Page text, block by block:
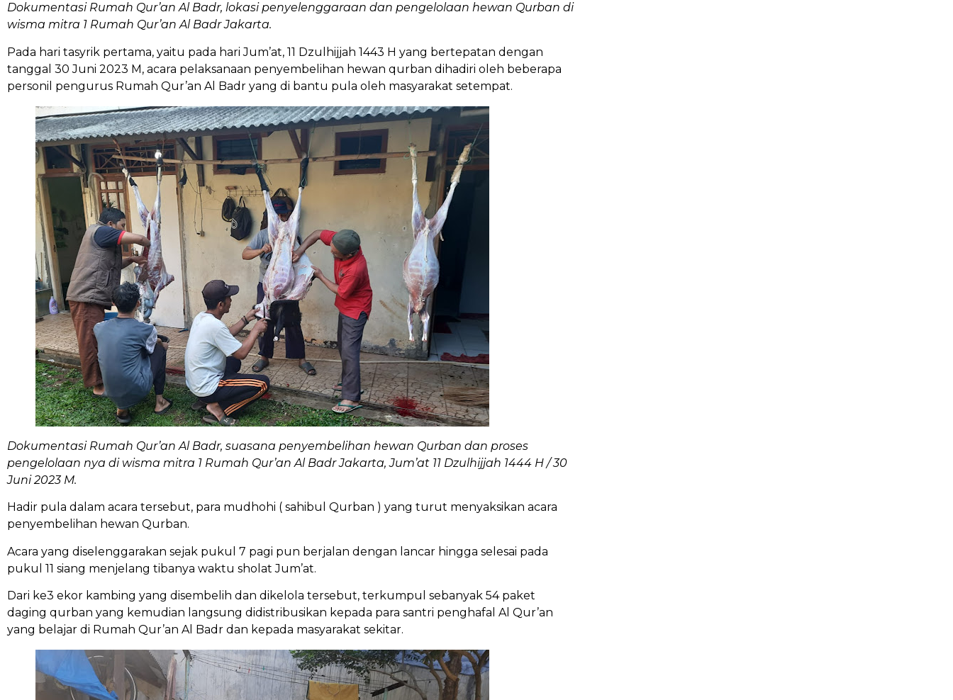
Dokumentasi Rumah Qur’an Al Badr, lokasi penyelenggaraan dan pengelolaan hewan Qurban di
wisma mitra 1 Rumah Qur’an Al Badr Jakarta.
Pada hari tasyrik pertama, yaitu pada hari Jum’at, 11 Dzulhijjah 1443 H yang bertepatan dengan
tanggal 30 Juni 2023 M, acara pelaksanaan penyembelihan hewan qurban dihadiri oleh beberapa
personil pengurus Rumah Qur’an Al Badr yang di bantu pula oleh masyarakat setempat.
Dokumentasi Rumah Qur’an Al Badr, suasana penyembelihan hewan Qurban dan proses
pengelolaan nya di wisma mitra 1 Rumah Qur’an Al Badr Jakarta, Jum’at 11 Dzulhijjah 1444 H / 30
Juni 2023 M.
Hadir pula dalam acara tersebut, para mudhohi ( sahibul Qurban ) yang turut menyaksikan acara
penyembelihan hewan Qurban.
Acara yang diselenggarakan sejak pukul 7 pagi pun berjalan dengan lancar hingga selesai pada
pukul 11 siang menjelang tibanya waktu sholat Jum’at.
Dari ke3 ekor kambing yang disembelih dan dikelola tersebut, terkumpul sebanyak 54 paket
daging qurban yang kemudian langsung didistribusikan kepada para santri penghafal Al Qur’an
yang belajar di Rumah Qur’an Al Badr dan kepada masyarakat sekitar.